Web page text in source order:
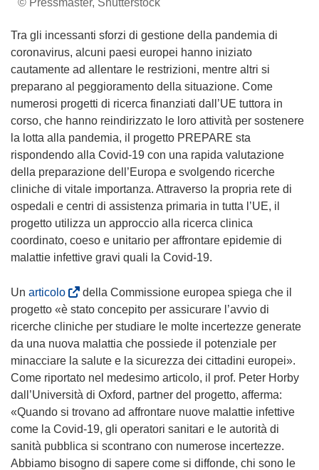
Tra gli incessanti sforzi di gestione della pandemia di
coronavirus, alcuni paesi europei hanno iniziato
cautamente ad allentare le restrizioni, mentre altri si
preparano al peggioramento della situazione. Come
numerosi progetti di ricerca finanziati dall’UE tuttora in
corso, che hanno reindirizzato le loro attività per sostenere
la lotta alla pandemia, il progetto PREPARE sta
rispondendo alla Covid-19 con una rapida valutazione
della preparazione dell’Europa e svolgendo ricerche
cliniche di vitale importanza. Attraverso la propria rete di
ospedali e centri di assistenza primaria in tutta l’UE, il
progetto utilizza un approccio alla ricerca clinica
coordinato, coeso e unitario per affrontare epidemie di
malattie infettive gravi quali la Covid-19.
Un articolo(
s
i
a
p
r
e
i
n
u
n
della Commissione europea spiega che il
progetto «è stato concepito per assicurare l’avvio di
ricerche cliniche per studiare le molte incertezze generate
da una nuova malattia che possiede il potenziale per
minacciare la salute e la sicurezza dei cittadini europei».
Come riportato nel medesimo articolo, il prof. Peter Horby
dall’Università di Oxford, partner del progetto, afferma:
«Quando si trovano ad affrontare nuove malattie infettive
come la Covid-19, gli operatori sanitari e le autorità di
sanità pubblica si scontrano con numerose incertezze.
Abbiamo bisogno di sapere come si diffonde, chi sono le